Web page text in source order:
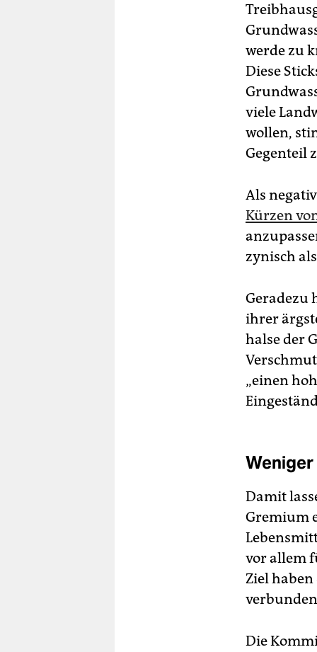
werde zu
Diese
viele
wollen,
Gegenteil
Als
Kürzen
zynisch
Geradezu
ihrer
halse der
„einen
Damit
Gremium
vor allem
Ziel
Die